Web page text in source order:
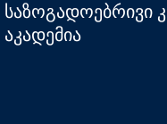
საზოგადოებრივი
აკადემია